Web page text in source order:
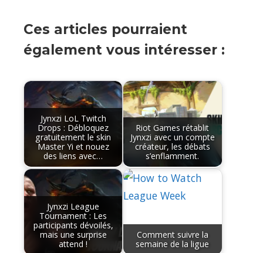
Ces articles pourraient
également vous intéresser :
Jynxzi LoL Twitch
Drops : Débloquez
gratuitement le skin
Master Yi et nouez
des liens avec…
Riot Games rétablit
Jynxzi avec un compte
créateur, les débats
s’enflamment.
Jynxzi League
Tournament : Les
participants dévoilés,
mais une surprise
attend !
Comment suivre la
semaine de la ligue